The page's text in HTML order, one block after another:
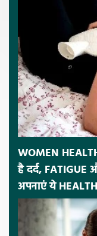
WOMEN
है दर्द,
अपनाएं ये